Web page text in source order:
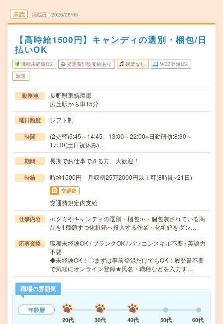
未読 掲載日 2026/08/05
【高時給1500円】キャンディの選別・梱包/日
払いOK
職種未経験OK 交通費別途支給あり 残業なし WEB登録OK
派遣
勤務地
長野県東筑摩郡
広丘駅から車15分
曜日頻度 シフト制
時間
(2交替)5:45～14:45、13:00～22:00※日勤研修:8:30～
17:30(土日祝休み)…
期間 長期でお仕事できる方、大歓迎！
時給 時給1500円 月収例25万2000円以上可(8時間×21日)
交通費
交通費規定内支給
仕事内容
≪グミやキャンディの選別・梱包≫・個包装されている商
品を1種類ずつ化粧箱へ投入する作業・化粧箱をダン…
応募資格
職種未経験OK / ブランクOK / パソコンスキル不要 / 英語力
不要
◆未経験OK！〇まずは事前登録だけでもOK！履歴書不要
で気軽にオンライン登録★氏名・職種などを入力す…
職場の雰囲気
年齢層
20代
30代 40代 50代 60代